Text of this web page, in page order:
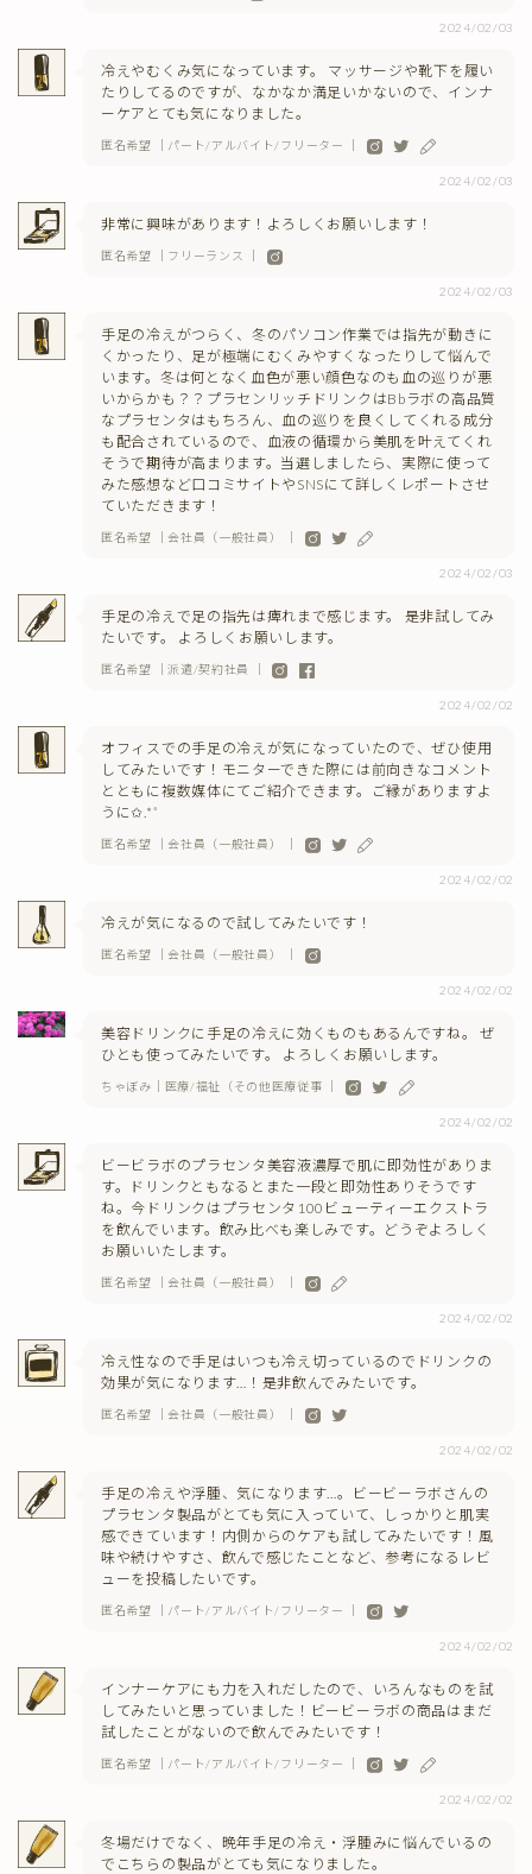
2024/02/03
冷えやむくみ気になっています。 マッサージや靴下を履い
たりしてるのですが、なかなか満足いかないので、インナ
ーケアとても気になりました。
匿名希望 ｜パート/アルバイト/フリーター ｜
2024/02/03
非常に興味があります！よろしくお願いします！
匿名希望 ｜フリーランス ｜
2024/02/03
手足の冷えがつらく、冬のパソコン作業では指先が動きに
くかったり、足が極端にむくみやすくなったりして悩んで
います。冬は何となく血色が悪い顔色なのも血の巡りが悪
いからかも？？プラセンリッチドリンクはBbラボの高品質
なプラセンタはもちろん、血の巡りを良くしてくれる成分
も配合されているので、血液の循環から美肌を叶えてくれ
そうで期待が高まります。当選しましたら、実際に使って
みた感想など口コミサイトやSNSにて詳しくレポートさせ
ていただきます！
匿名希望 ｜会社員（一般社員） ｜
2024/02/03
手足の冷えで足の指先は痺れまで感じます。 是非試してみ
たいです。 よろしくお願いします。
匿名希望 ｜派遣/契約社員 ｜
2024/02/02
オフィスでの手足の冷えが気になっていたので、ぜひ使用
してみたいです！モニターできた際には前向きなコメント
とともに複数媒体にてご紹介できます。ご縁がありますよ
うに✩.*˚
匿名希望 ｜会社員（一般社員） ｜
2024/02/02
冷えが気になるので試してみたいです！
匿名希望 ｜会社員（一般社員） ｜
2024/02/02
美容ドリンクに手足の冷えに効くものもあるんですね。 ぜ
ひとも使ってみたいです。 よろしくお願いします。
ちゃぼみ｜医療/福祉（その他医療従事 ｜
2024/02/02
ビービラボのプラセンタ美容液濃厚で肌に即効性がありま
す。ドリンクともなるとまた一段と即効性ありそうです
ね。今ドリンクはプラセンタ100ビューティーエクストラ
を飲んでいます。飲み比べも楽しみです。どうぞよろしく
お願いいたします。
匿名希望 ｜会社員（一般社員） ｜
2024/02/02
冷え性なので手足はいつも冷え切っているのでドリンクの
効果が気になります…！是非飲んでみたいです。
匿名希望 ｜会社員（一般社員） ｜
2024/02/02
手足の冷えや浮腫、気になります…。ビービーラボさんの
プラセンタ製品がとても気に入っていて、しっかりと肌実
感できています！内側からのケアも試してみたいです！風
味や続けやすさ、飲んで感じたことなど、参考になるレビ
ューを投稿したいです。
匿名希望 ｜パート/アルバイト/フリーター ｜
2024/02/02
インナーケアにも力を入れだしたので、いろんなものを試
してみたいと思っていました！ビービーラボの商品はまだ
試したことがないので飲んでみたいです！
匿名希望 ｜パート/アルバイト/フリーター ｜
2024/02/02
冬場だけでなく、晩年手足の冷え・浮腫みに悩んでいるの
でこちらの製品がとても気になりました。